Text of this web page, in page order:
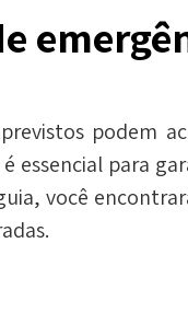
podem
essencial para
você